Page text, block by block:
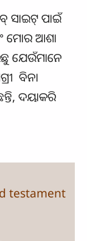
ସାଇଟ୍ ପାଇଁ
ମୋର ଆଶା
ଯେଉଁମାନେ
ବିନା
ଦୟାକରି
testament